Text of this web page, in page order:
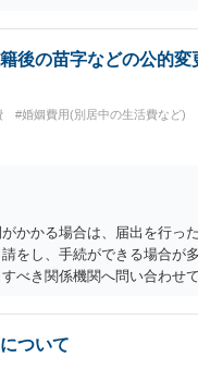
より双方協議の上増減出来
いるので、私に収入が入った
うな文言が無くても養育費
変更があった場合に変更す
ご参考にしてください。
後の苗字などの公的変
#婚姻費用(別居中の生活費など)
かかる場合は、届出を行っ
をし、手続ができる場合が
べき関係機関へ問い合わせ
ついて